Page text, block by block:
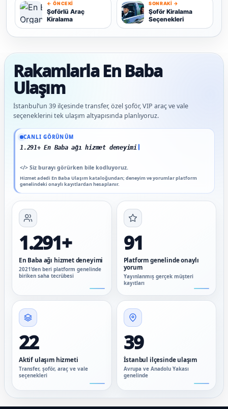
← ÖNCEKI
Şoförlü Araç
Kiralama
Ş
SONRAKI →
Şoför Kiralama
Seçenekleri
Rakamlarla En Baba
Ulaşım
İstanbul’un 39 ilçesinde transfer, özel şoför, VIP araç ve vale
seçeneklerini tek ulaşım altyapısında planlıyoruz.
CANLI GÖRÜNÜM
1.291+ En Baba ağı hizmet deneyimi
</> Siz burayı görürken bile kodluyoruz.
Hizmet adedi En Baba Ulaşım kataloğundan; deneyim ve yorumlar platform
genelindeki onaylı kayıtlardan hesaplanır.
Güncel veriler: 1.291+ En Baba ağı hizmet deneyimi; 91 platform genelinde
1.291+
En Baba ağı hizmet deneyimi
2021’den beri platform genelinde
biriken saha tecrübesi
91
Platform genelinde onaylı
yorum
Yayınlanmış gerçek müşteri
kayıtları
22
Aktif ulaşım hizmeti
Transfer, şoför, araç ve vale
seçenekleri
39
İstanbul ilçesinde ulaşım
Avrupa ve Anadolu Yakası
genelinde